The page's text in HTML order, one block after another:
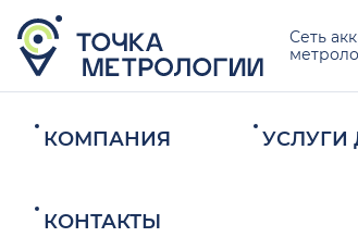
Сеть
КОМПАНИЯ УСЛУГИ
КОНТАКТЫ